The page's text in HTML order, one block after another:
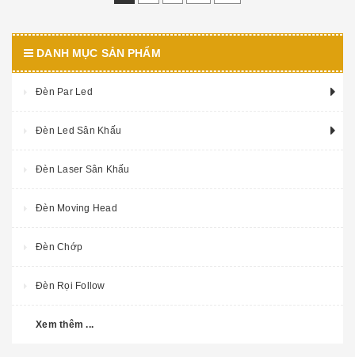
DANH MỤC SẢN PHẨM
Đèn Par Led
Đèn Led Sân Khấu
Đèn Laser Sân Khấu
Đèn Moving Head
Đèn Chớp
Đèn Rọi Follow
Xem thêm ...